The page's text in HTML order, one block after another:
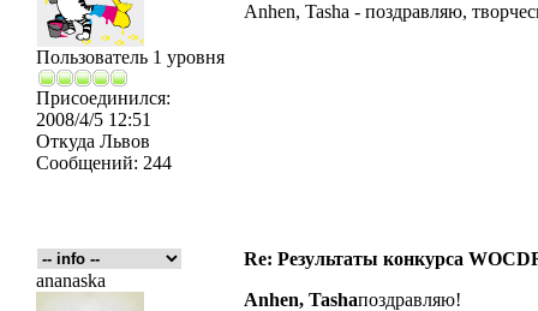
Пользователь 1 уровня
Присоединился:
2008/4/5 12:51
Откуда Львов
Сообщений: 244
Anhen, Tasha - поздравляю,
Re: Результаты конкурса
ananaska
Anhen, Tashaпоздравляю!